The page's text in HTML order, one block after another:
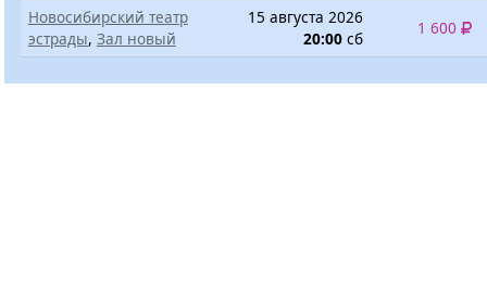
Новосибирский театр
эстрады, Зал новый
15 августа 2026
20:00 сб
1 600